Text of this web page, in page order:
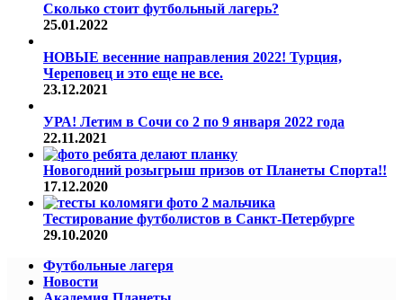
Сколько стоит футбольный лагерь?
25.01.2022
НОВЫЕ весенние направления 2022! Турция,
Череповец и это еще не все.
23.12.2021
УРА! Летим в Сочи со 2 по 9 января 2022 года
22.11.2021
Новогодний розыгрыш призов от Планеты Спорта!!
17.12.2020
Тестирование футболистов в Санкт-Петербурге
29.10.2020
Футбольные лагеря
Новости